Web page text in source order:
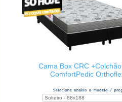
Cama Box CRC
ComfortPedic